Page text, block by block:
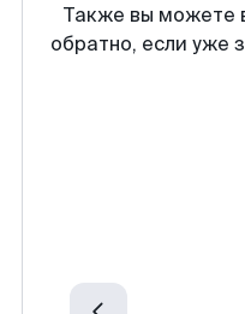
Также вы можете
обратно, если уже